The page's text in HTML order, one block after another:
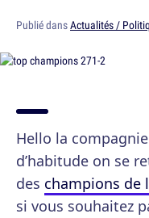
Publié dansActualités /
Hello la
d’habitude on se
des champions de
si vous souhaitez